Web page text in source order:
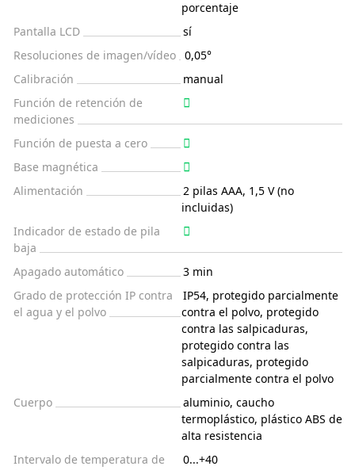
porcentaje
Pantalla LCD
sí
Resoluciones de imagen/vídeo 0,05°
Calibración
manual
Función de retención de
mediciones
Función de puesta a cero
Base magnética
Alimentación
2 pilas AAA, 1,5 V (no
incluidas)
Indicador de estado de pila
baja
Apagado automático
3 min
Grado de protección IP contra
el agua y el polvo
IP54, protegido parcialmente
contra el polvo, protegido
contra las salpicaduras,
protegido contra las
salpicaduras, protegido
parcialmente contra el polvo
Cuerpo
aluminio, caucho
termoplástico, plástico ABS de
alta resistencia
Intervalo de temperatura de
0...+40